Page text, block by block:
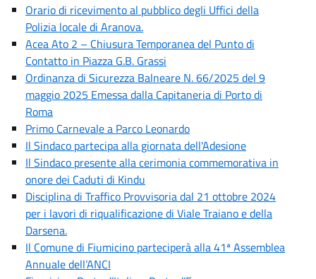
Orario di ricevimento al pubblico degli Uffici della
Polizia locale di Aranova.
Acea Ato 2 – Chiusura Temporanea del Punto di
Contatto in Piazza G.B. Grassi
Ordinanza di Sicurezza Balneare N. 66/2025 del 9
maggio 2025 Emessa dalla Capitaneria di Porto di
Roma
Primo Carnevale a Parco Leonardo
Il Sindaco partecipa alla giornata dell'Adesione
Il Sindaco presente alla cerimonia commemorativa in
onore dei Caduti di Kindu
Disciplina di Traffico Provvisoria dal 21 ottobre 2024
per i lavori di riqualificazione di Viale Traiano e della
Darsena.
Il Comune di Fiumicino parteciperà alla 41ª Assemblea
Annuale dell’ANCI